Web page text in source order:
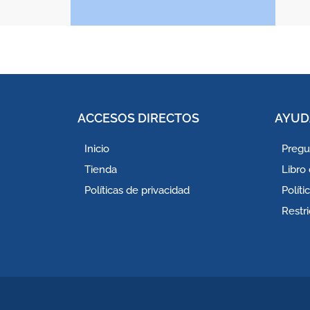
ACCESOS DIRECTOS
Inicio
Tienda
Políticas de privacidad
Libro